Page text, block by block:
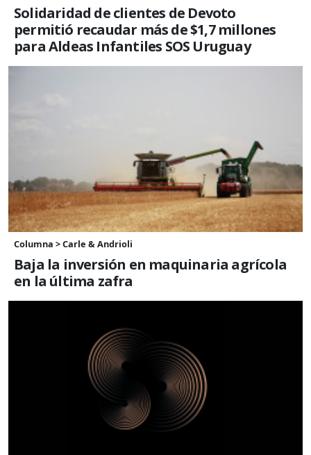
Solidaridad de clientes de Devoto
permitió recaudar más de $1,7 millones
para Aldeas Infantiles SOS Uruguay
Columna > Carle & Andrioli
Baja la inversión en maquinaria agrícola
en la última zafra